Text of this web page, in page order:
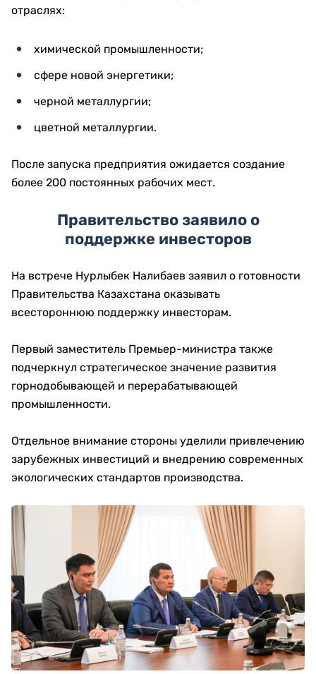
отраслях:
химической промышленности;
сфере новой энергетики;
черной металлургии;
цветной металлургии.
После запуска предприятия ожидается создание
более 200 постоянных рабочих мест.
Правительство заявило о
поддержке инвесторов
На встрече Нурлыбек Налибаев заявил о готовности
Правительства Казахстана оказывать
всестороннюю поддержку инвесторам.
Первый заместитель Премьер-министра также
подчеркнул стратегическое значение развития
горнодобывающей и перерабатывающей
промышленности.
Отдельное внимание стороны уделили привлечению
зарубежных инвестиций и внедрению современных
экологических стандартов производства.